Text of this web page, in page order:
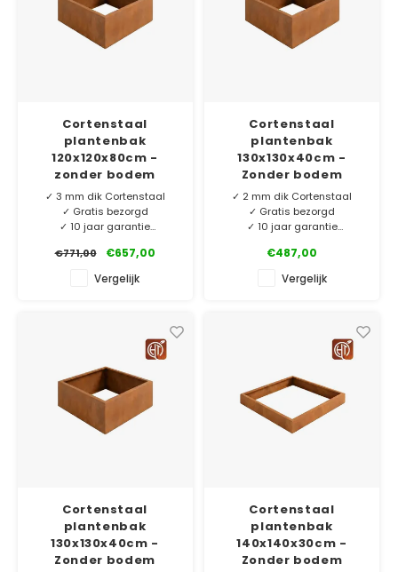
Cortenstaal
plantenbak
120x120x80cm -
zonder bodem
✓ 3 mm dik Cortenstaal
✓ Gratis bezorgd
✓ 10 jaar garantie
Ons eigen merk HTDesign
plantenbakken vervaardigd
€771,00 €657,00
Vergelijk
Cortenstaal
plantenbak
130x130x40cm -
Zonder bodem
✓ 2 mm dik Cortenstaal
✓ Gratis bezorgd
✓ 10 jaar garantie
Ons eigen merk HTDesign
plantenbakken vervaardigd
geproduceerd en nu extra
€487,00
Vergelijk
Cortenstaal
plantenbak
130x130x40cm -
Zonder bodem
Cortenstaal
plantenbak
140x140x30cm -
Zonder bodem